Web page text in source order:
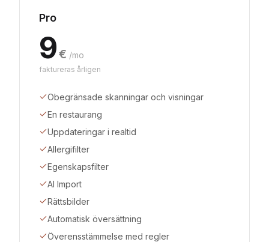
Pro
9€ /mo
faktureras årligen
Obegränsade skanningar och visningar
En restaurang
Uppdateringar i realtid
Allergifilter
Egenskapsfilter
AI Import
Rättsbilder
Automatisk översättning
Överensstämmelse med regler